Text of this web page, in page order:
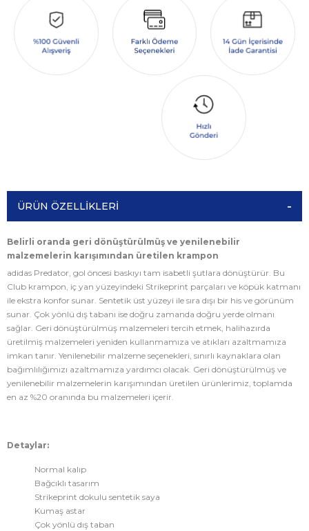
ÜRÜN ÖZELLIKLERI
Belirli oranda geri dönüştürülmüş ve yenilenebilir
malzemelerin karışımından üretilen krampon
adidas Predator, gol öncesi baskıyı tam isabetli şutlara dönüştürür. Bu
Club krampon, iç yan yüzeyindeki Strikeprint parçaları ve köpük katmanı
ile ekstra konfor sunar. Sentetik üst yüzeyi ile sıra dışı bir his ve görünüm
sunar. Çok yönlü dış tabanı ise doğru zamanda doğru yerde olmanı
sağlar. Geri dönüştürülmüş malzemeleri tercih etmek, halihazırda
üretilmiş malzemeleri yeniden kullanmamıza ve atıkları azaltmamıza
imkan tanır. Yenilenebilir malzeme seçenekleri, sınırlı kaynaklara olan
bağımlılığımızı azaltmamıza yardımcı olacak. Geri dönüştürülmüş ve
yenilenebilir malzemelerin karışımından üretilen ürünlerimiz, toplamda
en az %20 oranında bu malzemeleri içerir.
Detaylar:
Normal kalıp
Bağcıklı tasarım
Strikeprint dokulu sentetik saya
Kumaş astar
Çok yönlü dış taban